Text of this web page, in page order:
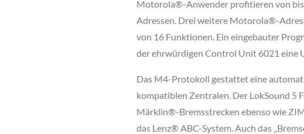
Motorola®-Anwender profitieren von bis
Adressen. Drei weitere Motorola®-
von 16 Funktionen. Ein eingebauter
der ehrwürdigen Control Unit 6021 eine
Das M4-Protokoll gestattet eine
kompatiblen Zentralen. Der LokSound 5
Märklin®-Bremsstrecken ebenso wie
das Lenz® ABC-System. Auch das